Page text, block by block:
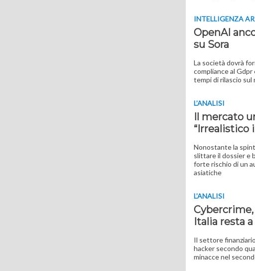
INTELLIGENZA
OpenAI
su Sora
La società dovrà
compliance al
tempi di rilascio sul
L’ANALISI
Il mercato
“Irrealistico
Nonostante la
slittare il dossier e
forte rischio di un
asiatiche
L’ANALISI
Italia resta
Il settore
hacker secondo
minacce nel